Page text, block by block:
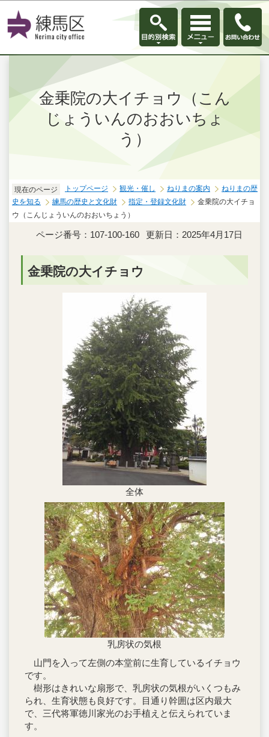
このページの本文へ移動
金乗院の大イチョウ（こん
じょういんのおおいちょ
う）
現在のページ トップページ 観光・催し ねりまの案内
ねりまの歴
史を知る
練馬の歴史と文化財 指定・登録文化財
金乗院の大イチョ
ウ（こんじょういんのおおいちょう）
ページ番号：107-100-160 更新日：2025年4月17日
金乗院の大イチョウ
全体
乳房状の気根
山門を入って左側の本堂前に生育しているイチョウ
です。
樹形はきれいな扇形で、乳房状の気根がいくつもみ
られ、生育状態も良好です。目通り幹囲は区内最大
で、三代将軍徳川家光のお手植えと伝えられていま
す。